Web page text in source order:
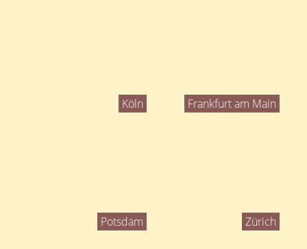
Köln Frankfurt am Main
Potsdam Zürich